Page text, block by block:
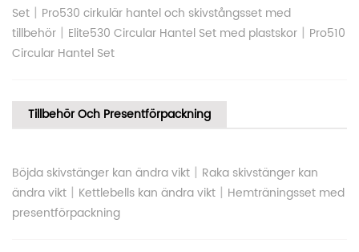
Set | Pro530 cirkulär hantel och skivstångsset med
tillbehör | Elite530 Circular Hantel Set med plastskor | Pro510
Circular Hantel Set
Tillbehör Och Presentförpackning
Böjda skivstänger kan ändra vikt | Raka skivstänger kan
ändra vikt | Kettlebells kan ändra vikt | Hemträningsset med
presentförpackning